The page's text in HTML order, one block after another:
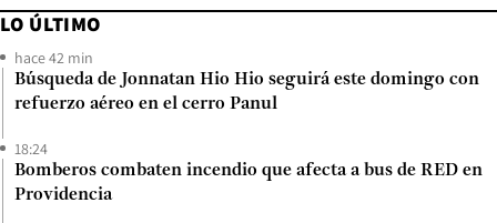
LO ÚLTIMO
hace 42 min
Búsqueda de Jonnatan Hio Hio seguirá este domingo con
refuerzo aéreo en el cerro Panul
18:24
Bomberos combaten incendio que afecta a bus de RED en
Providencia